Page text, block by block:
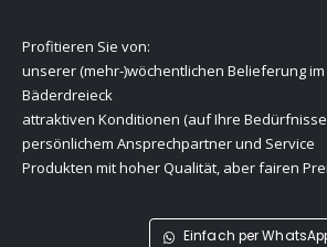
Profitieren Sie von:
unserer (mehr-)wöchentlichen Belieferung
Bäderdreieck
attraktiven Konditionen (auf Ihre
persönlichem Ansprechpartner und Service
Produkten mit hoher Qualität, aber fairen
Einfach per